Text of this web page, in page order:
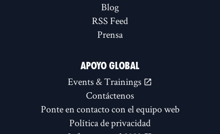
Blog
RSS Feed
Prensa
APOYO GLOBAL
Events & Trainings
Contáctenos
Ponte en contacto con el equipo web
Política de privacidad